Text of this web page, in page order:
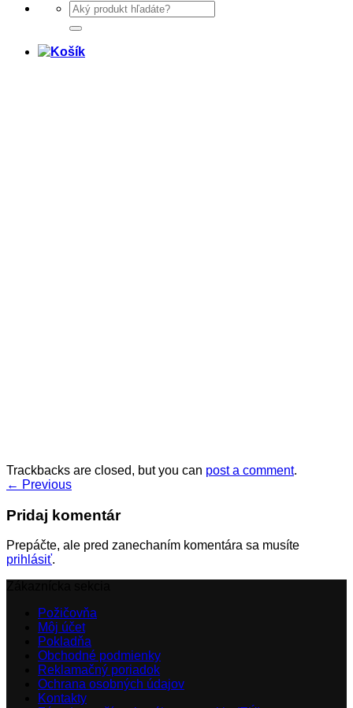
Hľadať:
Trackbacks are closed, but you can post a comment.
← Previous
Pridaj komentár
Prepáčte, ale pred zanechaním komentára sa musíte
prihlásiť.
Požičovňa
Môj účet
Pokladňa
Obchodné podmienky
Reklamačný poriadok
Ochrana osobných údajov
Kontakty